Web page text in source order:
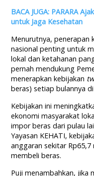
BACA JUGA: PARARA
untuk Jaga Kesehatan
Menurutnya, penerapan
nasional penting untuk
lokal dan ketahanan
pernah mendukung
menerapkan kebijakan
beras) setiap bulannya
Kebijakan ini
ekonomi masyarakat
impor beras dari pulau
Yayasan KEHATI,
anggaran sekitar
membeli beras.
Puji menambahkan, jika